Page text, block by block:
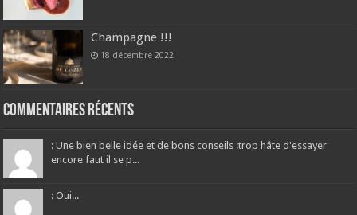
Champagne !!!
18 décembre 2022
Commentaires récents
: Une bien belle idée et de bons conseils :trop hâte d'essayer
encore faut il se p...
: Oui...